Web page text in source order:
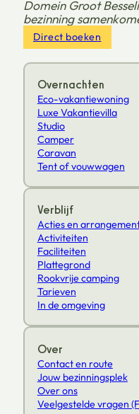
Domein Groot
bezinning
Direct boeken
Overnachten
Eco-vakantiewoning
Luxe Vakantievilla
Studio
Camper
Caravan
Tent of vouwwagen
Verblijf
Acties en
Activiteiten
Faciliteiten
Plattegrond
Rookvrije camping
Tarieven
In de omgeving
Over
Contact en route
Jouw bezinningsplek
Over ons
Veelgestelde vragen